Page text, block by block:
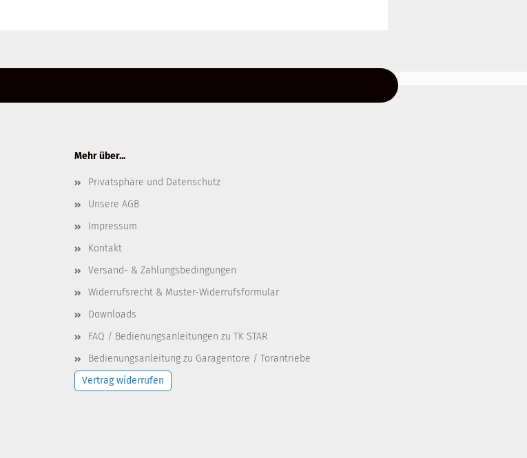
Mehr über...
Privatsphäre und Datenschutz
Unsere AGB
Impressum
Kontakt
Versand- & Zahlungsbedingungen
Widerrufsrecht & Muster-Widerrufsformular
Downloads
FAQ / Bedienungsanleitungen zu TK STAR
Bedienungsanleitung zu Garagentore / Torantriebe
Vertrag widerrufen